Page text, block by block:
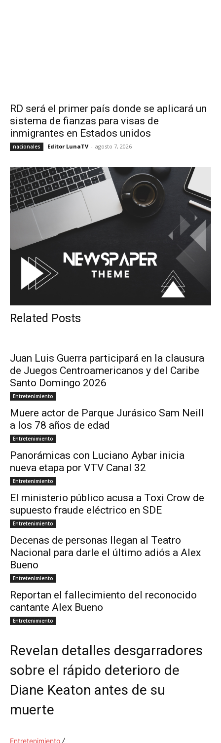
RD será el primer país donde se aplicará un
sistema de fianzas para visas de
inmigrantes en Estados unidos
nacionales Editor LunaTV - agosto 7, 2026
Related Posts
Juan Luis Guerra participará en la clausura
de Juegos Centroamericanos y del Caribe
Santo Domingo 2026
Entretenimiento
Muere actor de Parque Jurásico Sam Neill
a los 78 años de edad
Entretenimiento
Panorámicas con Luciano Aybar inicia
nueva etapa por VTV Canal 32
Entretenimiento
El ministerio público acusa a Toxi Crow de
supuesto fraude eléctrico en SDE
Entretenimiento
Decenas de personas llegan al Teatro
Nacional para darle el último adiós a Alex
Bueno
Entretenimiento
Reportan el fallecimiento del reconocido
cantante Alex Bueno
Entretenimiento
Revelan detalles desgarradores
sobre el rápido deterioro de
Diane Keaton antes de su
muerte
Entretenimiento